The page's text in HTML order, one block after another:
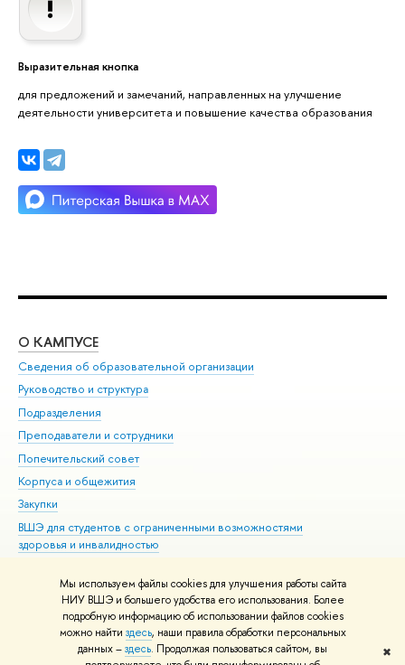
Мы используем файлы cookies для улучшения работы сайта
НИУ ВШЭ и большего удобства его использования. Более
подробную информацию об использовании файлов cookies
можно найти здесь, наши правила обработки персональных
данных –здесь. Продолжая пользоваться сайтом, вы
✖
Выразительная кнопка
для предложений и замечаний, направленных на улучшение
деятельности университета и повышение качества образования
О КАМПУСЕ
Сведения об образовательной организации
Руководство и структура
Подразделения
Преподаватели и сотрудники
Попечительский совет
Корпуса и общежития
Закупки
ВШЭ для студентов с ограниченными возможностями
здоровья и инвалидностью
Единая платежная страница